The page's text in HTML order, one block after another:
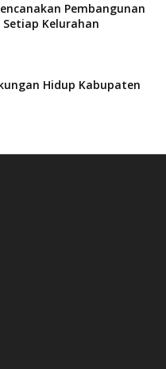
Pembangunan
Kelurahan
Hidup Kabupaten